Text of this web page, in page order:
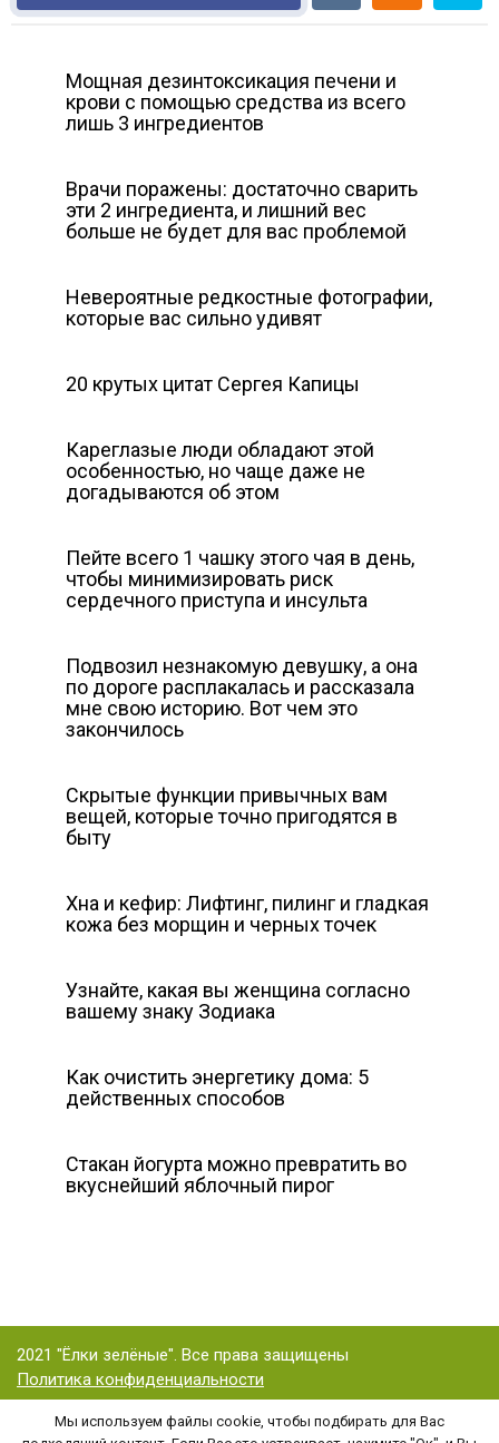
Мощная дезинтоксикация печени и
крови с помощью средства из всего
лишь 3 ингредиентов
Врачи поражены: достаточно сварить
эти 2 ингредиента, и лишний вес
больше не будет для вас проблемой
Невероятные редкостные фотографии,
которые вас сильно удивят
20 крутых цитат Сергея Капицы
Кареглазые люди обладают этой
особенностью, но чаще даже не
догадываются об этом
Пейте всего 1 чашку этого чая в день,
чтобы минимизировать риск
сердечного приступа и инсульта
Подвозил незнакомую девушку, а она
по дороге расплакалась и рассказала
мне свою историю. Вот чем это
закончилось
Скрытые функции привычных вам
вещей, которые точно пригодятся в
быту
Хна и кефир: Лифтинг, пилинг и гладкая
кожа без морщин и черных точек
Узнайте, какая вы женщина согласно
вашему знаку Зодиака
Как очистить энергетику дома: 5
действенных способов
Стакан йогурта можно превратить во
вкуснейший яблочный пирог
2021 "Ёлки зелёные". Все права защищены
Политика конфиденциальности
Мы используем файлы cookie, чтобы подбирать для Вас